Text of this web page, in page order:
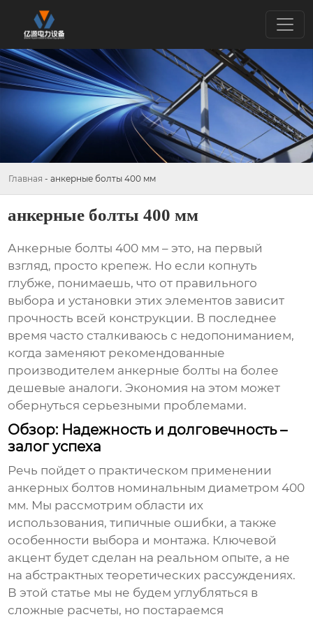
Главная - анкерные болты 400 мм
анкерные болты 400 мм
Анкерные болты 400 мм – это, на первый
взгляд, просто крепеж. Но если копнуть
глубже, понимаешь, что от правильного
выбора и установки этих элементов зависит
прочность всей конструкции. В последнее
время часто сталкиваюсь с недопониманием,
когда заменяют рекомендованные
производителем анкерные болты на более
дешевые аналоги. Экономия на этом может
обернуться серьезными проблемами.
Обзор: Надежность и долговечность –
залог успеха
Речь пойдет о практическом применении
анкерных болтов номинальным диаметром 400
мм. Мы рассмотрим области их
использования, типичные ошибки, а также
особенности выбора и монтажа. Ключевой
акцент будет сделан на реальном опыте, а не
на абстрактных теоретических рассуждениях.
В этой статье мы не будем углубляться в
сложные расчеты, но постараемся